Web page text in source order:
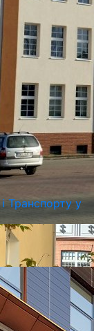
(Vistula
Транспорту у